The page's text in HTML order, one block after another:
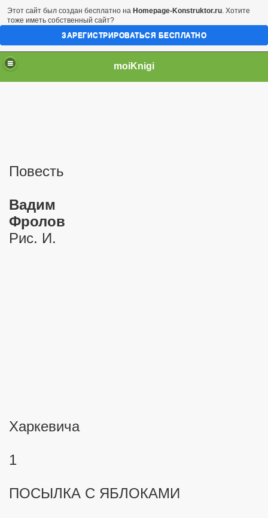
moiKnigi
Повесть
Вадим
Фролов
Рис. И.
Харкевича
1
ПОСЫЛКА С ЯБЛОКАМИ
Этот сайт был создан бесплатно на Homepage-Konstruktor.ru. Хотите
тоже иметь собственный сайт?
ЗАРЕГИСТРИРОВАТЬСЯ БЕСПЛАТНО